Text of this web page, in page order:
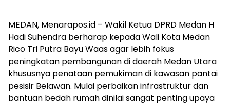
MEDAN, Menarapos.id – Wakil Ketua DPRD Medan H
Hadi Suhendra berharap kepada Wali Kota Medan
Rico Tri Putra Bayu Waas agar lebih fokus
peningkatan pembangunan di daerah Medan Utara
khususnya penataan pemukiman di kawasan pantai
pesisir Belawan. Mulai perbaikan infrastruktur dan
bantuan bedah rumah dinilai sangat penting upaya